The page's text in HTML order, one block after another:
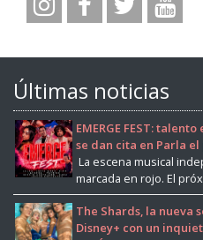
Últimas noticias
EMERGE FEST:
se dan cita en Parla
La escena musical
marcada en rojo. El
The Shards, la nueva
Disney+ con un